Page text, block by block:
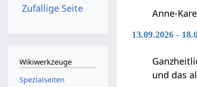
Anne-
13.09.2026 -
und das
Zufällige Seite
Wikiwerkzeuge
Spezialseiten